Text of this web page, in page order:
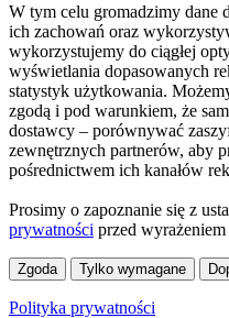
W tym celu gromadzimy dane
ich zachowań oraz
wykorzystujemy do ciągłej
wyświetlania dopasowanych
statystyk użytkowania.
zgodą i pod warunkiem, że
dostawcy – porównywać
zewnętrznych partnerów, aby
pośrednictwem ich kanałów
Prosimy o zapoznanie się z
prywatności przed wyrażeniem
Zgoda Tylko wymagane
Polityka prywatności